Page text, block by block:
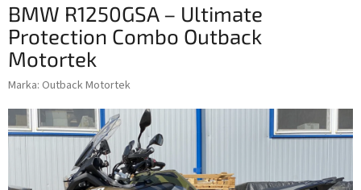
BMW R1250GSA – Ultimate
Protection Combo Outback
Motortek
Marka: Outback Motortek